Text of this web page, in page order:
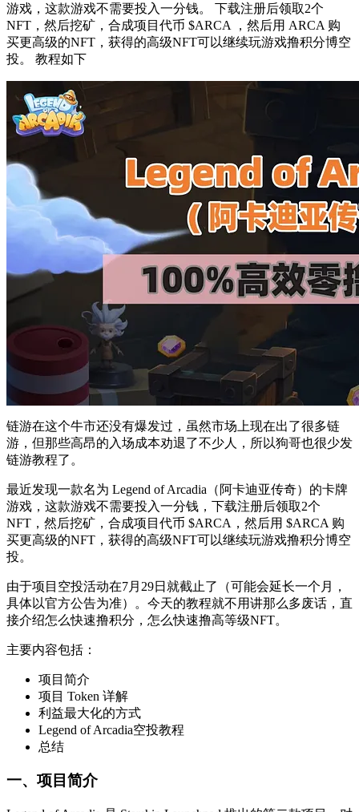
游戏，这款游戏不需要投入一分钱。 下载注册后领取2个
NFT，然后挖矿，合成项目代币 $ARCA ，然后用 ARCA 购
买更高级的NFT，获得的高级NFT可以继续玩游戏撸积分博空
投。 教程如下
链游在这个牛市还没有爆发过，虽然市场上现在出了很多链
游，但那些高昂的入场成本劝退了不少人，所以狗哥也很少发
链游教程了。
最近发现一款名为 Legend of Arcadia（阿卡迪亚传奇）的卡牌
游戏，这款游戏不需要投入一分钱，下载注册后领取2个
NFT，然后挖矿，合成项目代币 $ARCA，然后用 $ARCA 购
买更高级的NFT，获得的高级NFT可以继续玩游戏撸积分博空
投。
由于项目空投活动在7月29日就截止了（可能会延长一个月，
具体以官方公告为准）。今天的教程就不用讲那么多废话，直
接介绍怎么快速撸积分，怎么快速撸高等级NFT。
主要内容包括：
项目简介
项目 Token 详解
利益最大化的方式
Legend of Arcadia空投教程
总结
一、项目简介